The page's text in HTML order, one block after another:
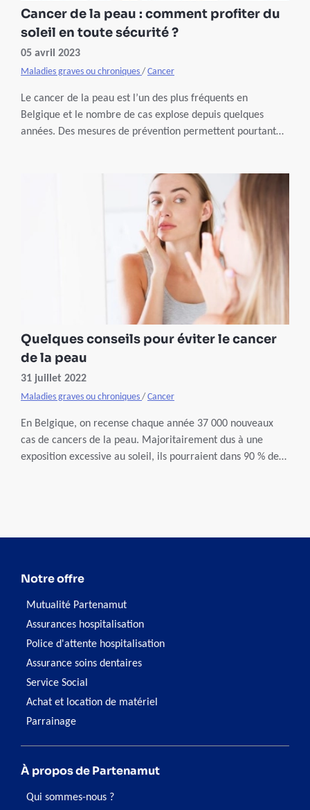
Cancer de la peau : comment profiter du
soleil en toute sécurité ?
05 avril 2023
Maladies graves ou chroniques / Cancer
Le cancer de la peau est l’un des plus fréquents en
Belgique et le nombre de cas explose depuis quelques
années. Des mesures de prévention permettent pourtant
du dermatologue Dominique Tennstedt.
Quelques conseils pour éviter le cancer
de la peau
31 juillet 2022
Maladies graves ou chroniques / Cancer
En Belgique, on recense chaque année 37 000 nouveaux
cas de cancers de la peau. Majoritairement dus à une
exposition excessive au soleil, ils pourraient dans 90 % des
Notre offre
Mutualité Partenamut
Assurances hospitalisation
Police d'attente hospitalisation
Assurance soins dentaires
Service Social
Achat et location de matériel
Parrainage
À propos de Partenamut
Qui sommes-nous ?